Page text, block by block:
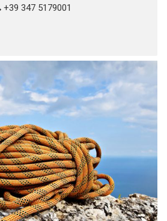
+39 347 5179001